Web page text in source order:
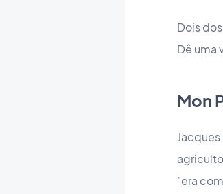
Dois
Dê uma
Mon
"era